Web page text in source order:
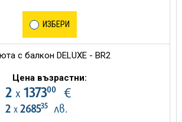
ИЗБЕРИ
с балкон DELUXE - BR2
Цена възрастни:
2 х 137300€
2 х 268535лв.